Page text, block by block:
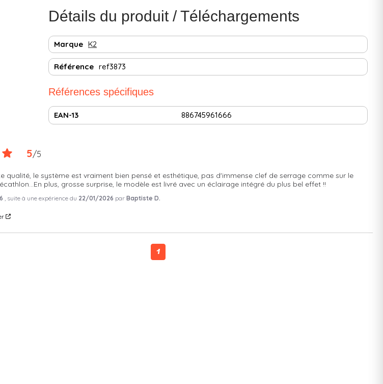
Détails du produit / Téléchargements
Marque K2
Référence ref3873
Références spécifiques
EAN-13 886745961666
5/5
qualité, le système est vraiment bien pensé et esthétique, pas d'immense clef de serrage comme sur le
plus, grosse surprise, le modèle est livré avec un éclairage intégré du plus bel effet !!
, suite à une expérience du 22/01/2026 parBaptiste D.
1